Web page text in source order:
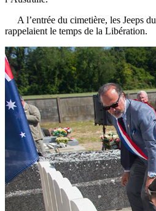
A l’entrée du cimetière, les Jeeps du
rappelaient le temps de la Libération.